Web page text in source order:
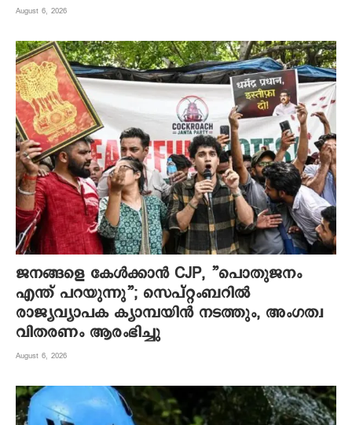
August 6, 2026
ജനങ്ങളെ കേൾക്കാൻ CJP, ”പൊതുജനം
എന്ത് പറയുന്നു”; സെപ്റ്റംബറിൽ
രാജ്യവ്യാപക ക്യാമ്പയിൻ നടത്തും, അംഗത്വ
വിതരണം ആരംഭിച്ചു
August 6, 2026